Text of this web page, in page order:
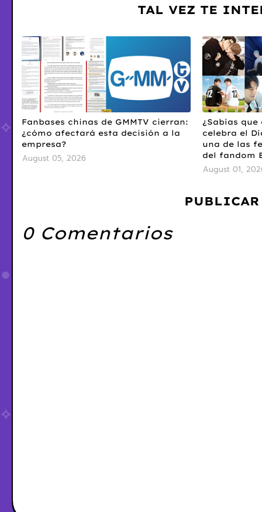
TAL VEZ TE
Fanbases chinas de GMMTV cierran:
¿cómo afectará esta decisión a la
empresa?
August 05, 2026
¿Sabías que
celebra el
una de las
del fandom
August 01,
0 Comentarios